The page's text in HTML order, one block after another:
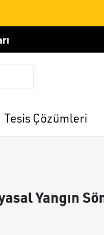
Tesis Çözümleri
Yangın